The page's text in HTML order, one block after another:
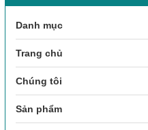
Danh mục
Trang chủ
Chúng tôi
Sản phẩm